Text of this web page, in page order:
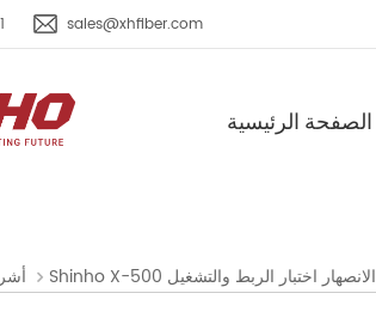
sales@xhfiber.com
الصفحة الرئيسية
Shinho X-500 الانصهار اختبار الربط والتشغيل